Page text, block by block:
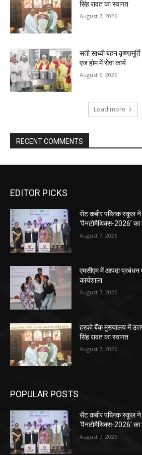
सिंह रावत का स्वागत
August 7, 2026
सती साध्वी बहन
एज होम में सेवा कार्य
August 6, 2026
Load more
RECENT COMMENTS
EDITOR PICKS
सेंट कबीर पब्लिक स्कूल ने
‘पैनटोमैथिक्स-2026’
August 7, 2026
एमसीएम में आपदा प्रबंधन
कार्यशाला
August 7, 2026
हरको बैंक मुख्यालय में
सिंह रावत का स्वागत
August 7, 2026
POPULAR POSTS
सेंट कबीर पब्लिक स्कूल ने
‘पैनटोमैथिक्स-2026’
August 7, 2026